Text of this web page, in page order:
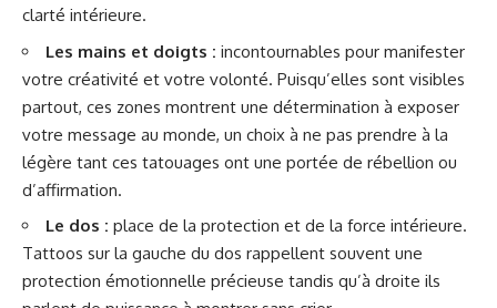
clarté intérieure.
Les mains et doigts : incontournables pour manifester
votre créativité et votre volonté. Puisqu’elles sont visibles
partout, ces zones montrent une détermination à exposer
votre message au monde, un choix à ne pas prendre à la
légère tant ces tatouages ont une portée de rébellion ou
d’affirmation.
Le dos : place de la protection et de la force intérieure.
Tattoos sur la gauche du dos rappellent souvent une
protection émotionnelle précieuse tandis qu’à droite ils